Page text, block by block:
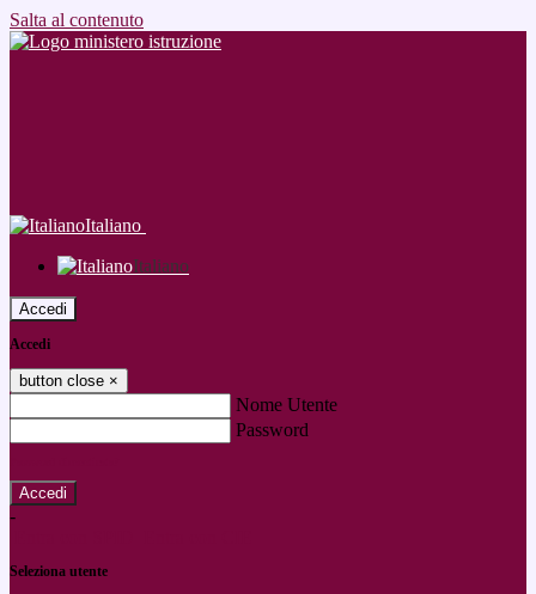
Salta al contenuto
Italiano
Italiano
Accedi
Accedi
button close ×
Nome Utente
Password
-
Seleziona utente